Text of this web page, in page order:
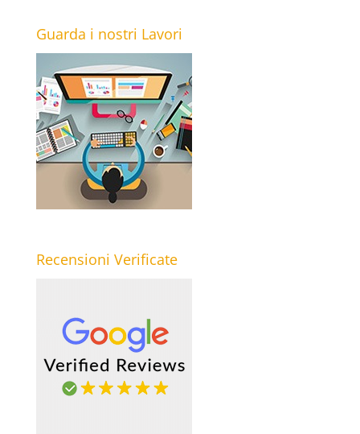
Guarda i nostri Lavori
Recensioni Verificate